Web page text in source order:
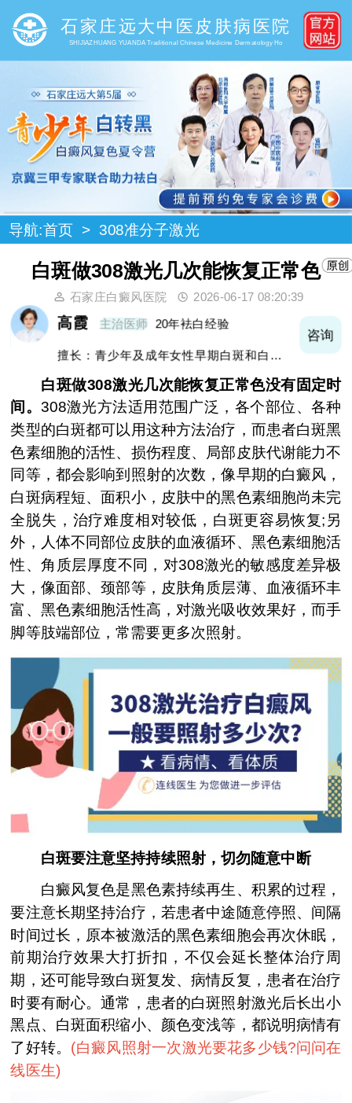
石家庄远大中医皮肤病医院
SHIJIAZHUANG YUANDA Traditional Chinese Medicine Dermatology Ho
导航:首页 > 308准分子激光
白斑做308激光几次能恢复正常色
石家庄白癜风医院 2026-06-17 08:20:39
王树申 主治医师 30年袪白经验
擅长：节段型、寻常型、顽固型、大面积白
咨询
白斑做308激光几次能恢复正常色没有固定时
间。308激光方法适用范围广泛，各个部位、各种
类型的白斑都可以用这种方法治疗，而患者白斑黑
色素细胞的活性、损伤程度、局部皮肤代谢能力不
同等，都会影响到照射的次数，像早期的白癜风，
白斑病程短、面积小，皮肤中的黑色素细胞尚未完
全脱失，治疗难度相对较低，白斑更容易恢复;另
外，人体不同部位皮肤的血液循环、黑色素细胞活
性、角质层厚度不同，对308激光的敏感度差异极
大，像面部、颈部等，皮肤角质层薄、血液循环丰
富、黑色素细胞活性高，对激光吸收效果好，而手
脚等肢端部位，常需要更多次照射。
白斑要注意坚持持续照射，切勿随意中断
白癜风复色是黑色素持续再生、积累的过程，
要注意长期坚持治疗，若患者中途随意停照、间隔
时间过长，原本被激活的黑色素细胞会再次休眠，
前期治疗效果大打折扣，不仅会延长整体治疗周
期，还可能导致白斑复发、病情反复，患者在治疗
时要有耐心。通常，患者的白斑照射激光后长出小
黑点、白斑面积缩小、颜色变浅等，都说明病情有
了好转。 (白癜风照射一次激光要花多少钱?问问在
线医生)